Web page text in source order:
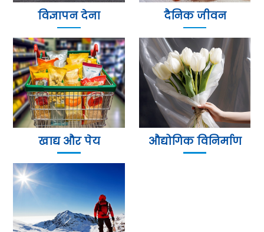
विज्ञापन देना दैनिक जीवन
खाद्य और पेय औद्योगिक विनिर्माण